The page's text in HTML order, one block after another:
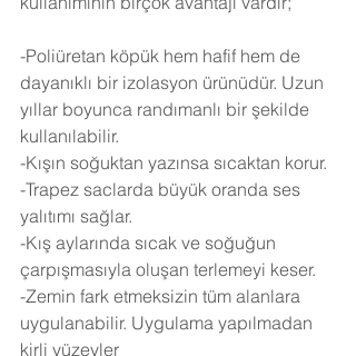
-Poliüretan köpük hem hafif hem de
dayanıklı bir izolasyon ürünüdür. Uzun
yıllar boyunca randımanlı bir şekilde
kullanılabilir.
-Kışın soğuktan yazınsa sıcaktan korur.
-Trapez saclarda büyük oranda ses
yalıtımı sağlar.
-Kış aylarında sıcak ve soğuğun
çarpışmasıyla oluşan terlemeyi keser.
-Zemin fark etmeksizin tüm alanlara
uygulanabilir. Uygulama yapılmadan
kirli yüzeyler